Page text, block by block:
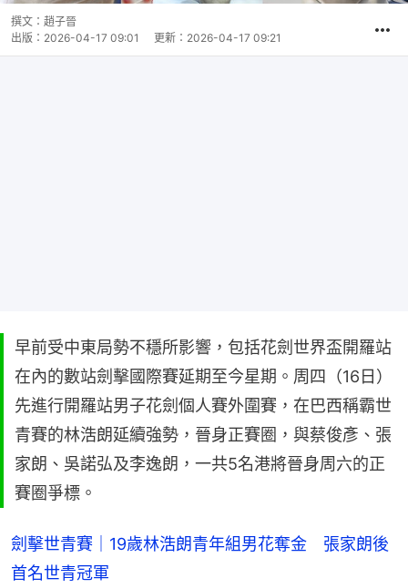
撰文： 趙子晉
出版： 2026-04-17 09:01 更新： 2026-04-17 09:21
早前受中東局勢不穩所影響，包括花劍世界盃開羅站
在內的數站劍擊國際賽延期至今星期。周四（16日）
先進行開羅站男子花劍個人賽外圍賽，在巴西稱霸世
青賽的林浩朗延續強勢，晉身正賽圈，與蔡俊彥、張
家朗、吳諾弘及李逸朗，一共5名港將晉身周六的正
賽圈爭標。
劍擊世青賽｜19歲林浩朗青年組男花奪金 張家朗後
首名世青冠軍